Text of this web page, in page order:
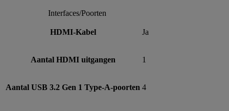
Interfaces/Poorten
HDMI-Kabel Ja
Aantal HDMI uitgangen 1
Aantal USB 3.2 Gen 1 Type-A-poorten 4